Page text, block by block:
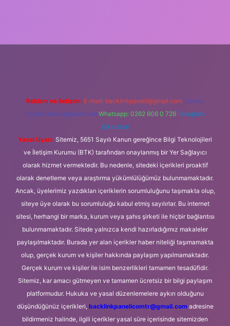
Reklam ve İletişim: E-mail: backlinkpaneli@gmail.com Teams:
forumhizmeti@gmail.com Whatsapp: 0262 606 0 726 Telegram:
@karabul
Yasal Uyarı: Sitemiz, 5651 Sayılı Kanun gereğince Bilgi Teknolojileri
ve İletişim Kurumu (BTK) tarafından onaylanmış bir Yer Sağlayıcı
olarak hizmet vermektedir. Bu nedenle, sitedeki içerikleri proaktif
olarak denetleme veya araştırma yükümlülüğümüz bulunmamaktadır.
Ancak, üyelerimiz yazdıkları içeriklerin sorumluluğunu taşımakta olup,
siteye üye olarak bu sorumluluğu kabul etmiş sayılırlar. Bu internet
sitesi, herhangi bir marka, kurum veya şahıs şirketi ile hiçbir bağlantısı
bulunmamaktadır. Sitede yalnızca kendi hazırladığımız makaleler
paylaşılmaktadır. Burada yer alan içerikler haber niteliği taşımamakta
olup, gerçek kurum ve kişiler hakkında paylaşım yapılmamaktadır.
Gerçek kurum ve kişiler ile isim benzerlikleri tamamen tesadüfidir.
Sitemiz, kar amacı gütmeyen ve tamamen ücretsiz bir bilgi paylaşım
platformudur. Hukuka ve yasal düzenlemelere aykırı olduğunu
düşündüğünüz içerikleri, backlinkpanelicomtr@gmail.comadresine
bildirmeniz halinde, ilgili içerikler yasal süre içerisinde sitemizden